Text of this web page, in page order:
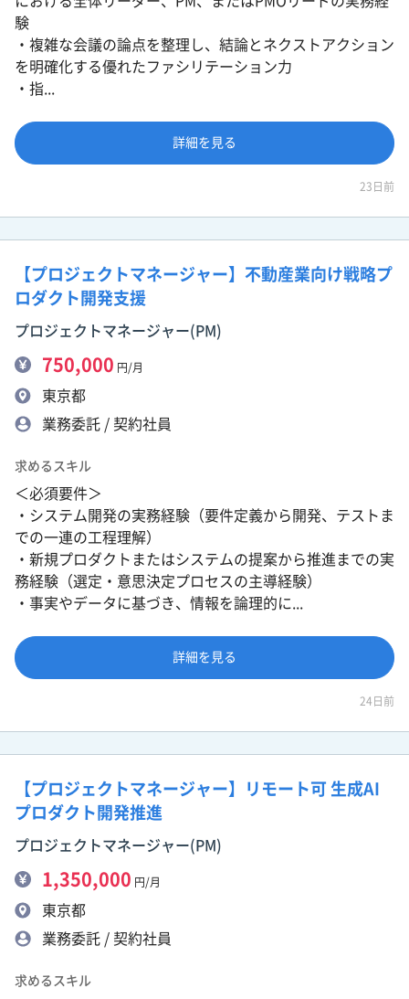
験
・複雑な会議の論点を整理し、結論とネクストアクション
を明確化する優れたファシリテーション力
・指...
詳細を見る
23日前
【プロジェクトマネージャー】不動産業向け戦略プ
ロダクト開発支援
プロジェクトマネージャー(PM)
750,000 円/月
東京都
業務委託 / 契約社員
求めるスキル
＜必須要件＞
・システム開発の実務経験（要件定義から開発、テストま
での一連の工程理解）
・新規プロダクトまたはシステムの提案から推進までの実
務経験（選定・意思決定プロセスの主導経験）
・事実やデータに基づき、情報を論理的に...
詳細を見る
24日前
【プロジェクトマネージャー】リモート可 生成AI
プロダクト開発推進
プロジェクトマネージャー(PM)
1,350,000 円/月
東京都
業務委託 / 契約社員
求めるスキル